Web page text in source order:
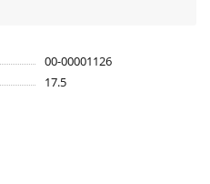
00-00001126
17.5